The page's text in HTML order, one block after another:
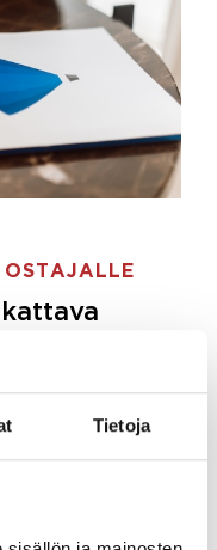
Tietoja
OSTAJALLE
kattava
ja etsimme juuri